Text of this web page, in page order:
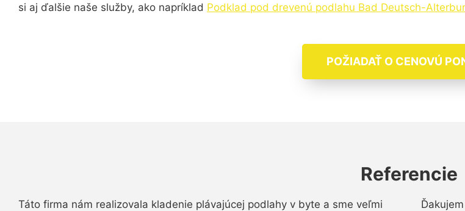
si aj ďalšie naše služby, ako napríklad Podklad pod drevenú podlahu Bad Deutsch-
POŽIADAŤ O CENOVÚ
Referencie
Táto firma nám realizovala kladenie plávajúcej podlahy v byte a sme veľmi